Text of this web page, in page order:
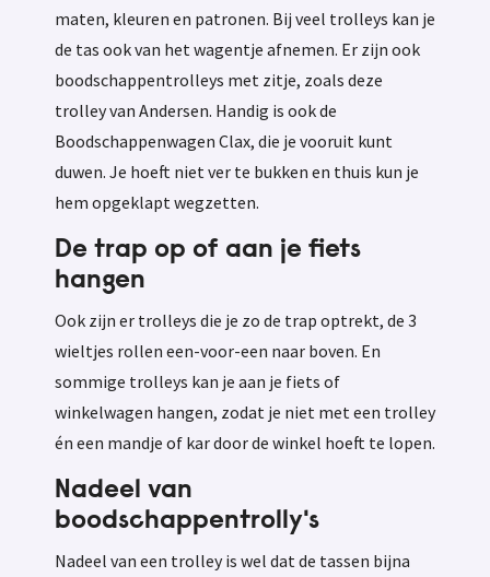
maten, kleuren en patronen. Bij veel trolleys kan je
de tas ook van het wagentje afnemen. Er zijn ook
boodschappentrolleys met zitje, zoals deze
trolley van Andersen. Handig is ook de
Boodschappenwagen Clax, die je vooruit kunt
duwen. Je hoeft niet ver te bukken en thuis kun je
hem opgeklapt wegzetten.
De trap op of aan je fiets
hangen
Ook zijn er trolleys die je zo de trap optrekt, de 3
wieltjes rollen een-voor-een naar boven. En
sommige trolleys kan je aan je fiets of
winkelwagen hangen, zodat je niet met een trolley
én een mandje of kar door de winkel hoeft te lopen.
Nadeel van
boodschappentrolly's
Nadeel van een trolley is wel dat de tassen bijna